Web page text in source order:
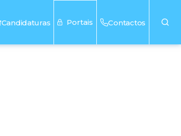
Candidaturas Portais Contactos